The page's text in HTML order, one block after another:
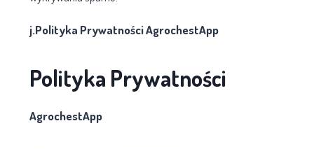
j.Polityka Prywatności AgrochestApp
Polityka Prywatności
AgrochestApp